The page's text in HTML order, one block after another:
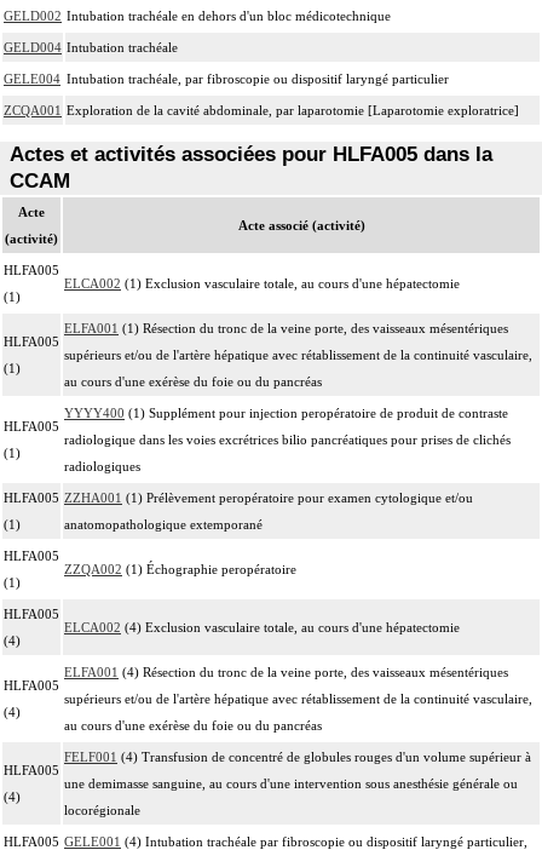
GELD002 Intubation trachéale en dehors d'un bloc médicotechnique
GELD004 Intubation trachéale
GELE004 Intubation trachéale, par fibroscopie ou dispositif laryngé particulier
ZCQA001 Exploration de la cavité abdominale, par laparotomie [Laparotomie exploratrice]
Actes et activités associées pour HLFA005 dans la
CCAM
Acte
(activité)
Acte associé (activité)
HLFA005
(1)
ELCA002 (1) Exclusion vasculaire totale, au cours d'une hépatectomie
HLFA005
(1)
ELFA001 (1) Résection du tronc de la veine porte, des vaisseaux mésentériques
supérieurs et/ou de l'artère hépatique avec rétablissement de la continuité vasculaire,
au cours d'une exérèse du foie ou du pancréas
HLFA005
(1)
YYYY400 (1) Supplément pour injection peropératoire de produit de contraste
radiologique dans les voies excrétrices bilio pancréatiques pour prises de clichés
radiologiques
HLFA005
(1)
ZZHA001 (1) Prélèvement peropératoire pour examen cytologique et/ou
anatomopathologique extemporané
HLFA005
(1)
ZZQA002 (1) Échographie peropératoire
HLFA005
(4)
ELCA002 (4) Exclusion vasculaire totale, au cours d'une hépatectomie
HLFA005
(4)
ELFA001 (4) Résection du tronc de la veine porte, des vaisseaux mésentériques
supérieurs et/ou de l'artère hépatique avec rétablissement de la continuité vasculaire,
au cours d'une exérèse du foie ou du pancréas
HLFA005
(4)
FELF001 (4) Transfusion de concentré de globules rouges d'un volume supérieur à
une demimasse sanguine, au cours d'une intervention sous anesthésie générale ou
locorégionale
HLFA005 GELE001 (4) Intubation trachéale par fibroscopie ou dispositif laryngé particulier,